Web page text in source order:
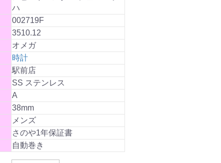
ハ
002719F
3510.12
オメガ
時計
駅前店
SS ステンレス
A
38mm
メンズ
さのや1年保証書
自動巻き